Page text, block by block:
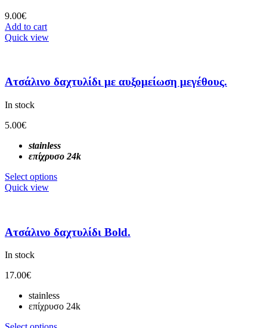
9.00€
Add to cart
Quick view
Ατσάλινο δαχτυλίδι με αυξομείωση μεγέθους.
In stock
5.00€
stainless
επίχρυσο 24k
Select options
Quick view
Ατσάλινο δαχτυλίδι Bold.
In stock
17.00€
stainless
επίχρυσο 24k